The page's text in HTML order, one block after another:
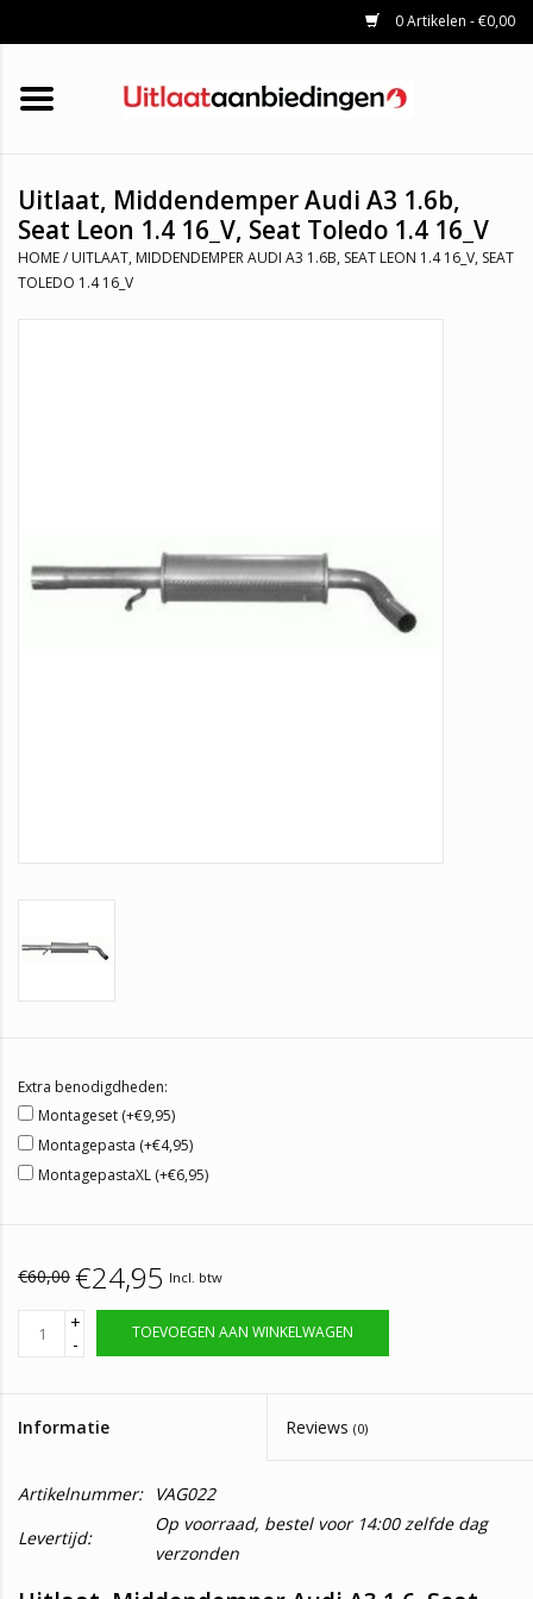
0 Artikelen - €0,00
HOME
KATALYSATOREN
UNIVERSELE UITLAATDELEN
MERKEN
Uitlaat, Middendemper Audi A3 1.6b,
Seat Leon 1.4 16_V, Seat Toledo 1.4 16_V
HOME/ UITLAAT, MIDDENDEMPER AUDI A3 1.6B, SEAT LEON 1.4 16_V, SEAT
TOLEDO 1.4 16_V
Extra benodigdheden:
Montageset (+€9,95)
Montagepasta (+€4,95)
MontagepastaXL (+€6,95)
€60,00 €24,95 Incl. btw
+
-
TOEVOEGEN AAN WINKELWAGEN
Informatie Reviews (0)
Artikelnummer:
VAG022
Levertijd:
Op voorraad, bestel voor 14:00 zelfde dag
verzonden